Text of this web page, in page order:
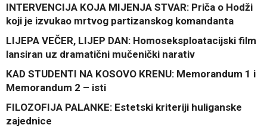
INTERVENCIJA KOJA MIJENJA STVAR: Priča o Hodži
koji je izvukao mrtvog partizanskog komandanta
LIJEPA VEČER, LIJEP DAN: Homoseksploatacijski film
lansiran uz dramatični mučenički narativ
KAD STUDENTI NA KOSOVO KRENU: Memorandum 1 i
Memorandum 2 – isti
FILOZOFIJA PALANKE: Estetski kriteriji huliganske
zajednice